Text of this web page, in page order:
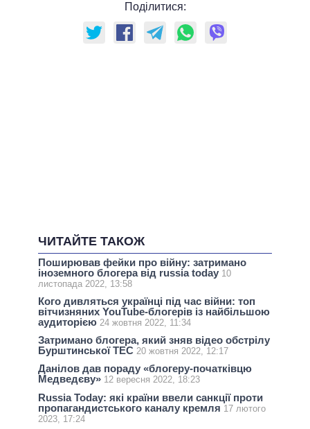
Поділитися:
ЧИТАЙТЕ ТАКОЖ
Поширював фейки про війну: затримано
іноземного блогера від russia today 10
листопада 2022, 13:58
Кого дивляться українці під час війни: топ
вітчизняних YouTube-блогерів із найбільшою
аудиторією 24 жовтня 2022, 11:34
Затримано блогера, який зняв відео обстрілу
Бурштинської ТЕС 20 жовтня 2022, 12:17
Данілов дав пораду «блогеру-початківцю
Медведєву» 12 вересня 2022, 18:23
Russia Today: які країни ввели санкції проти
пропагандистського каналу кремля 17 лютого
2023, 17:24